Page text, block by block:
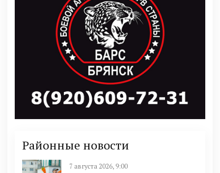
Районные новости
7 августа 2026, 9:00